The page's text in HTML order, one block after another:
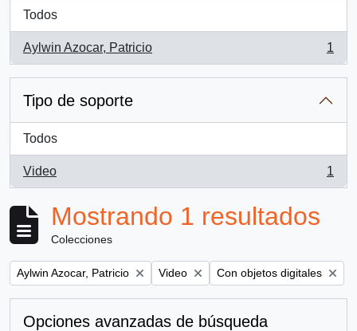
Todos
Aylwin Azocar, Patricio
, 1 resultados
1
Tipo de soporte
Todos
Video
, 1 resultados
1
Mostrando 1 resultados
Colecciones
Remove filter:
Aylwin Azocar, Patricio Remove filter:
Video Remove filter:
Con objetos digitales
Opciones avanzadas de búsqueda